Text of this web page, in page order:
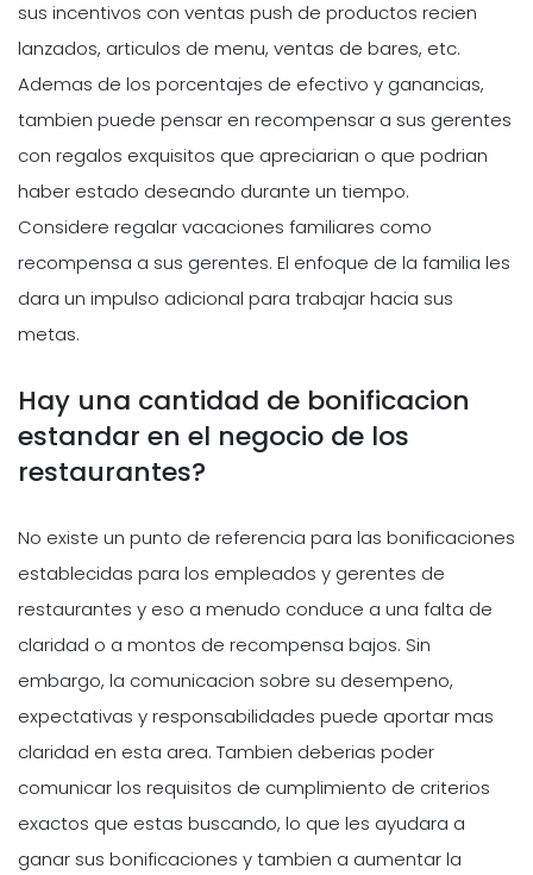
sus incentivos con ventas push de productos recien
lanzados, articulos de menu, ventas de bares, etc.
Ademas de los porcentajes de efectivo y ganancias,
tambien puede pensar en recompensar a sus gerentes
con regalos exquisitos que apreciarian o que podrian
haber estado deseando durante un tiempo.
Considere regalar vacaciones familiares como
recompensa a sus gerentes. El enfoque de la familia les
dara un impulso adicional para trabajar hacia sus
metas.
Hay una cantidad de bonificacion
estandar en el negocio de los
restaurantes?
No existe un punto de referencia para las bonificaciones
establecidas para los empleados y gerentes de
restaurantes y eso a menudo conduce a una falta de
claridad o a montos de recompensa bajos. Sin
embargo, la comunicacion sobre su desempeno,
expectativas y responsabilidades puede aportar mas
claridad en esta area. Tambien deberias poder
comunicar los requisitos de cumplimiento de criterios
exactos que estas buscando, lo que les ayudara a
ganar sus bonificaciones y tambien a aumentar la